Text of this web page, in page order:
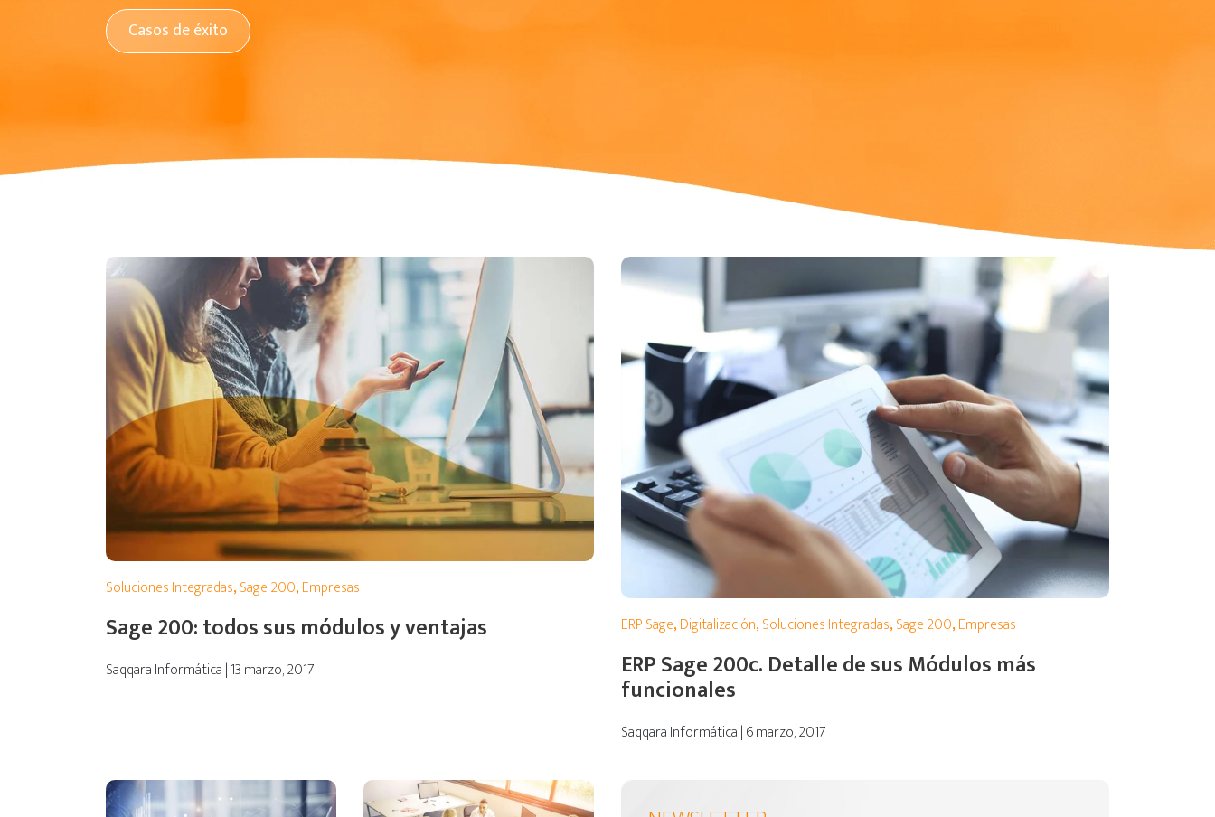
Casos de éxito
Soluciones Integradas,Sage 200,Empresas
Sage 200: todos sus módulos y ventajas
Saqqara Informática | 13 marzo, 2017
ERP Sage,Digitalización,Soluciones Integradas,Sage 200,Empresas
ERP Sage 200c. Detalle de sus Módulos más
funcionales
Saqqara Informática | 6 marzo, 2017